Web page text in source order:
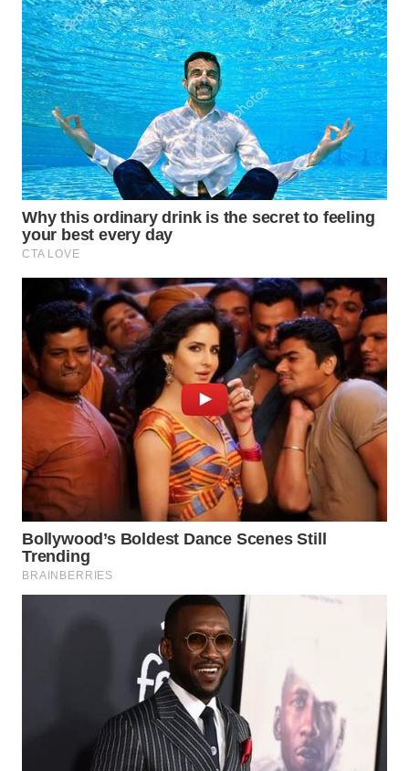
WN
BINJAI
WN
CIREBON
WN
INDRAMAYU
WN
KUNINGAN
WN
MAJALENGKA
WN
SUBANG
WN
SUKABUMI
WN
PURWAKARTA
WN